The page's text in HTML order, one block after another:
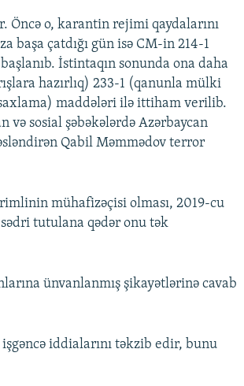
o, karantin rejimi qaydalarını
başa çatdığı gün isə CM-in 214-1
İstintaqın sonunda ona daha
hazırlıq) 233-1 (qanunla mülki
maddələri ilə ittiham verilib.
sosial şəbəkələrdə Azərbaycan
Qabil Məmmədov terror
mühafizəçisi olması, 2019-cu
tutulana qədər onu tək
ünvanlanmış şikayətlərinə cavab
iddialarını təkzib edir, bunu